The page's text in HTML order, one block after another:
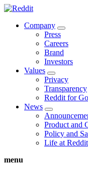
Company
Press
Careers
Brand
Investors
Values
Privacy
Transparency
Reddit for
News
Product and
Policy and
Life at Reddit
menu